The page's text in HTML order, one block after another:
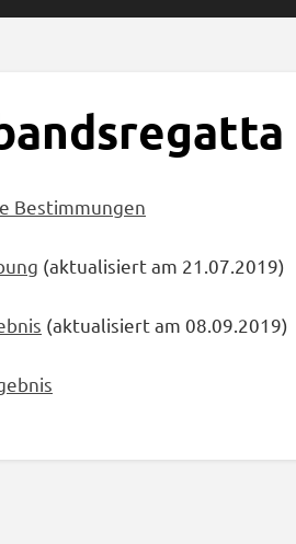
Bestimmungen
(aktualisiert am 21.07.2019)
(aktualisiert am 08.09.2019)